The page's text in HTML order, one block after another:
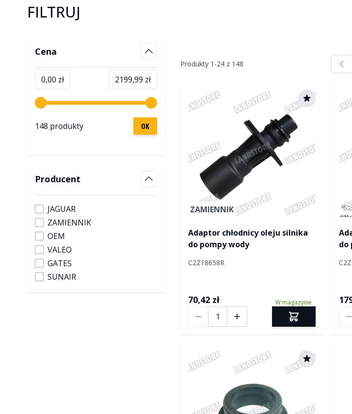
FILTRUJ
Cena
filter
Minimalna wartość
0,00 zł Maksymalna wartość
2199,99 zł
148 produkty OK
Producent
filter
JAGUAR
ZAMIENNIK
OEM
VALEO
GATES
SUNAIR
Produkty 1 -24 z 148
ZAMIENNIK
Adaptor chłodnicy oleju silnika
do pompy wody
C2Z18658R
70,42 zł W magazynie
do